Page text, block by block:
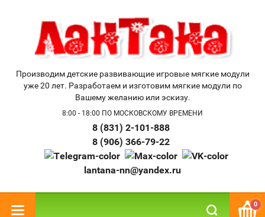
Производим детские развивающие игровые мягкие модули
уже 20 лет. Разработаем и изготовим мягкие модули по
Вашему желанию или эскизу.
8:00 - 18:00 ПО МОСКОВСКОМУ ВРЕМЕНИ
8 (831) 2-101-888
8 (906) 366-79-22
lantana-nn@yandex.ru
0